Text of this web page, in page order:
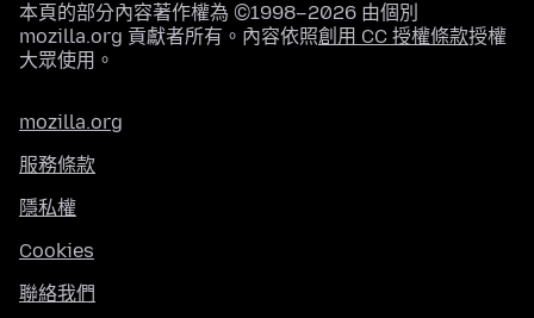
本頁的部分內容著作權為 ©1998–2026 由個別
mozilla.org 貢獻者所有。內容依照創用 CC 授權條款授權
大眾使用。
mozilla.org
服務條款
隱私權
Cookies
聯絡我們